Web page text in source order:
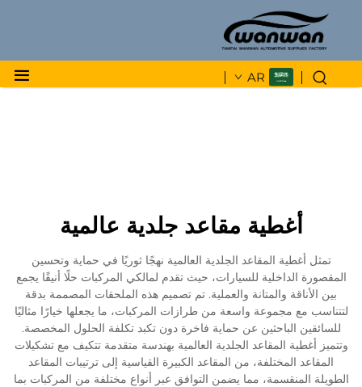
AR
أغطية مقاعد جلدية عالمية
تمثل أغطية المقاعد الجلدية العالمية نهجًا ثوريًا في حماية وتحسين
المقصورة الداخلية للسيارات، حيث تقدم لمالكي المركبات حلًا أنيقًا يجمع
بين الأناقة والمتانة والعملية. تم تصميم هذه الملحقات المصممة بدقة
لتتناسب مع مجموعة واسعة من طرازات المركبات، ما يجعلها خيارًا مثاليًا
للسائقين الباحثين عن حماية فاخرة دون تكبد تكلفة الحلول المخصصة.
وتتميز أغطية المقاعد الجلدية العالمية بهندسة متقدمة تتكيف مع تشكيلات
المقاعد المختلفة، من المقاعد الكبيرة القياسية إلى ترتيبات المقاعد
الطويلة المنقسمة، مما يضمن التوافق عبر أنواع مختلفة من المركبات بما